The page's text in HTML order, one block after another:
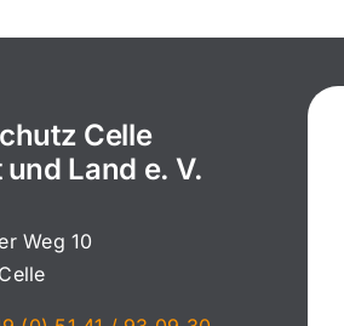
Celle
und Land e. V.
Weg 10